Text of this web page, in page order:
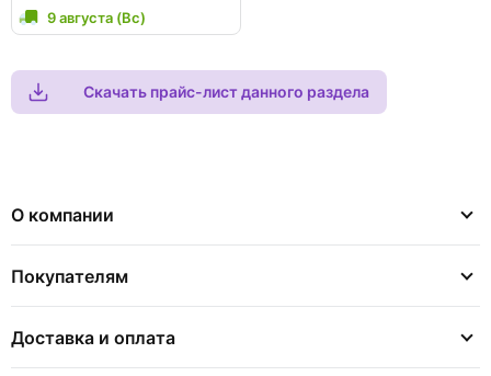
9 августа (Вс)
Скачать прайс-лист данного раздела
О компании
Покупателям
Доставка и оплата